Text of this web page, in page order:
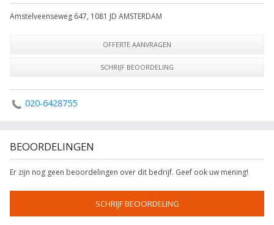
Amstelveenseweg 647, 1081 JD AMSTERDAM
OFFERTE AANVRAGEN
SCHRIJF BEOORDELING
020-6428755
BEOORDELINGEN
Er zijn nog geen beoordelingen over dit bedrijf. Geef ook uw mening!
SCHRIJF BEOORDELING